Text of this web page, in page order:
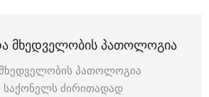
ᲛᲮᲔᲓᲕᲔᲚᲝᲑᲘᲡ ᲞᲐᲗᲝᲚᲝᲒᲘᲐ
პათოლოგია
ძირითადად